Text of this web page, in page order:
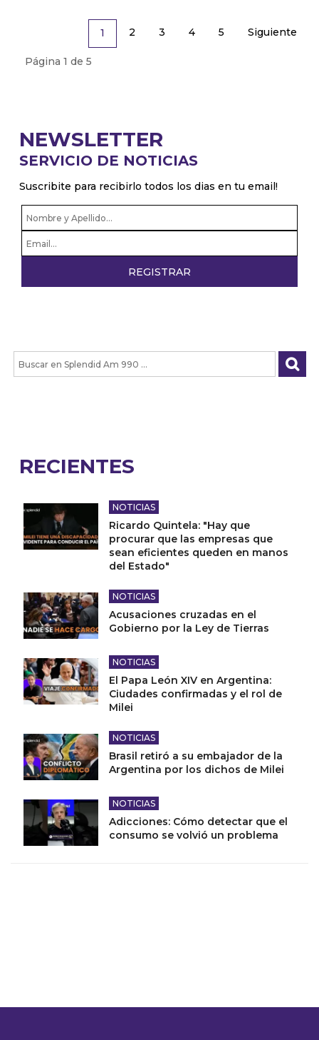
1 2 3 4 5 Siguiente
Página 1 de 5
NEWSLETTER
SERVICIO DE NOTICIAS
Suscribite para recibirlo todos los dias en tu email!
RECIENTES
NOTICIAS
Ricardo Quintela: "Hay que
procurar que las empresas que
sean eficientes queden en manos
del Estado"
NOTICIAS
Acusaciones cruzadas en el
Gobierno por la Ley de Tierras
NOTICIAS
El Papa León XIV en Argentina:
Ciudades confirmadas y el rol de
Milei
NOTICIAS
Brasil retiró a su embajador de la
Argentina por los dichos de Milei
NOTICIAS
Adicciones: Cómo detectar que el
consumo se volvió un problema